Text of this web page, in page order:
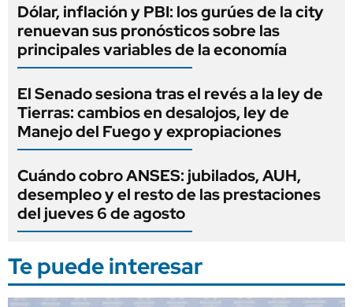
Dólar, inflación y PBI: los gurúes de la city
renuevan sus pronósticos sobre las
principales variables de la economía
El Senado sesiona tras el revés a la ley de
Tierras: cambios en desalojos, ley de
Manejo del Fuego y expropiaciones
Cuándo cobro ANSES: jubilados, AUH,
desempleo y el resto de las prestaciones
del jueves 6 de agosto
Te puede interesar